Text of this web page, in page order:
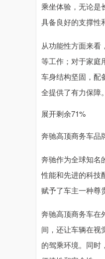
乘坐体验，无论是
具备良好的支撑性
从功能性方面来看
等工作；对于家庭
车身结构坚固，配
全提供了有力保障。
展开剩余71%
奔驰高顶商务车品
奔驰作为全球知名
性能和先进的科技
赋予了车主一种尊
奔驰高顶商务车在
间，还让车辆在视
的驾乘环境。同时